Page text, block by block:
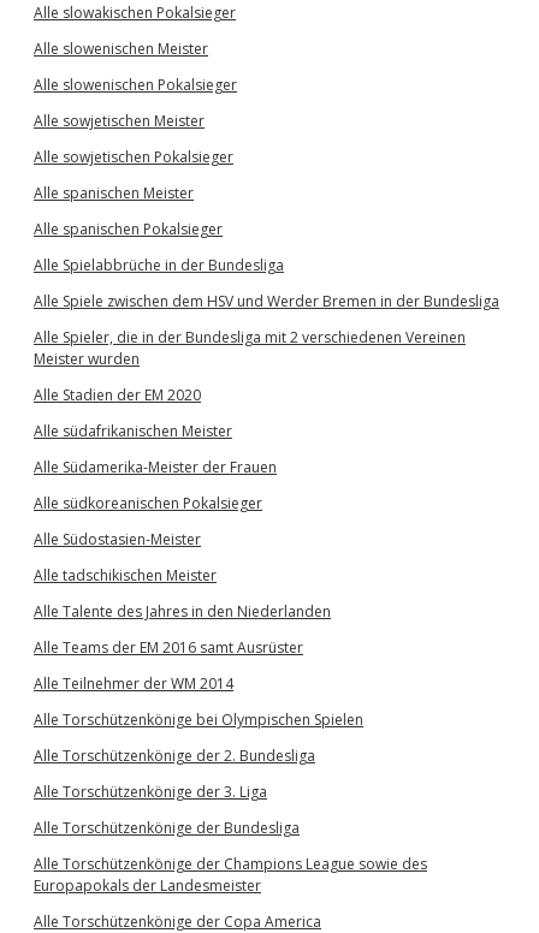
Alle slowakischen Pokalsieger
Alle slowenischen Meister
Alle slowenischen Pokalsieger
Alle sowjetischen Meister
Alle sowjetischen Pokalsieger
Alle spanischen Meister
Alle spanischen Pokalsieger
Alle Spielabbrüche in der Bundesliga
Alle Spiele zwischen dem HSV und Werder Bremen in der Bundesliga
Alle Spieler, die in der Bundesliga mit 2 verschiedenen Vereinen
Meister wurden
Alle Stadien der EM 2020
Alle südafrikanischen Meister
Alle Südamerika-Meister der Frauen
Alle südkoreanischen Pokalsieger
Alle Südostasien-Meister
Alle tadschikischen Meister
Alle Talente des Jahres in den Niederlanden
Alle Teams der EM 2016 samt Ausrüster
Alle Teilnehmer der WM 2014
Alle Torschützenkönige bei Olympischen Spielen
Alle Torschützenkönige der 2. Bundesliga
Alle Torschützenkönige der 3. Liga
Alle Torschützenkönige der Bundesliga
Alle Torschützenkönige der Champions League sowie des
Europapokals der Landesmeister
Alle Torschützenkönige der Copa America